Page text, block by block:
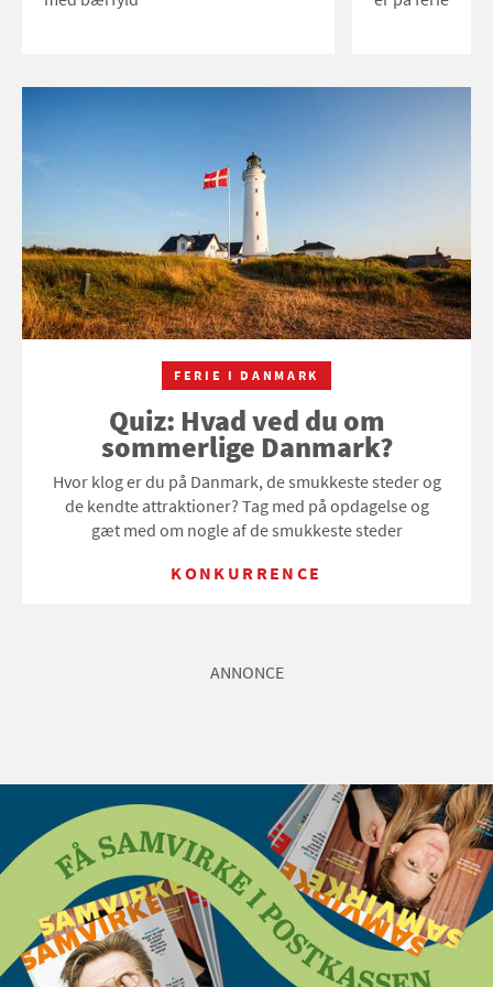
FERIE I DANMARK
Quiz: Hvad ved du om
sommerlige Danmark?
Hvor klog er du på Danmark, de smukkeste steder og
de kendte attraktioner? Tag med på opdagelse og
gæt med om nogle af de smukkeste steder
KONKURRENCE
ANNONCE